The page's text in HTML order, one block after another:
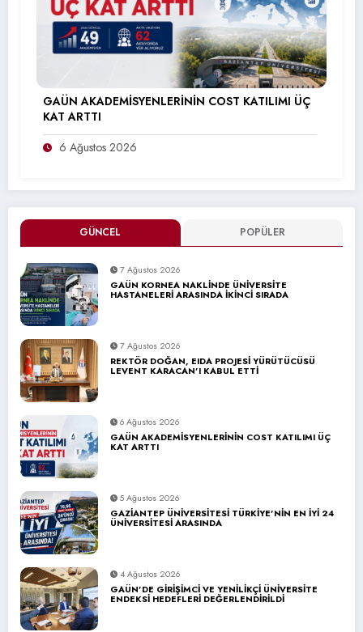
GÜNCEL POPÜLER
7 Ağustos 2026
GAÜN KORNEA NAKLİNDE ÜNİVERSİTE
HASTANELERİ ARASINDA İKİNCİ SIRADA
7 Ağustos 2026
REKTÖR DOĞAN, EIDA PROJESİ YÜRÜTÜCÜSÜ
LEVENT KARACAN’I KABUL ETTİ
6 Ağustos 2026
GAÜN AKADEMİSYENLERİNİN COST KATILIMI ÜÇ
KAT ARTTI
5 Ağustos 2026
GAZİANTEP ÜNİVERSİTESİ TÜRKİYE’NİN EN İYİ 24
ÜNİVERSİTESİ ARASINDA
4 Ağustos 2026
GAÜN’DE GİRİŞİMCİ VE YENİLİKÇİ ÜNİVERSİTE
ENDEKSİ HEDEFLERİ DEĞERLENDİRİLDİ
GAÜN AKADEMİSYENLERİNİN COST KATILIMI ÜÇ
KAT ARTTI
6 Ağustos 2026